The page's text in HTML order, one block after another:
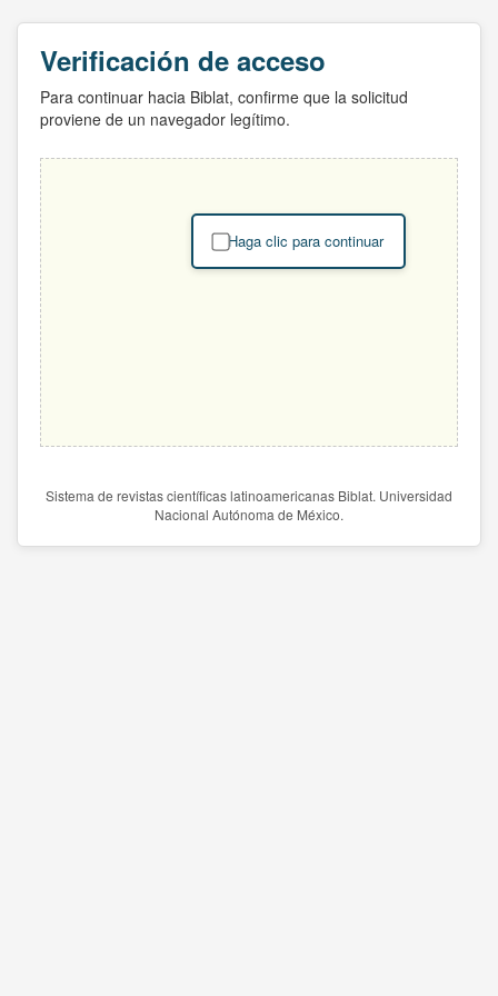
Verificación de acceso
Para continuar hacia Biblat, confirme que la solicitud
proviene de un navegador legítimo.
Haga clic para continuar
Sistema de revistas científicas latinoamericanas Biblat. Universidad
Nacional Autónoma de México.